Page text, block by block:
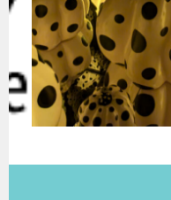
8900KM.